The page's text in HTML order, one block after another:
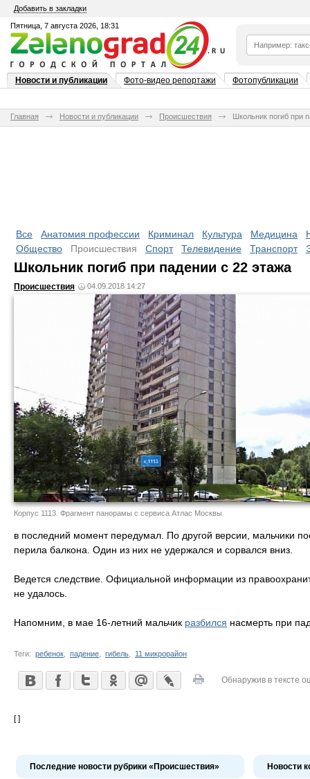
Добавить в закладки
Пятница, 7 августа 2026, 18:31
Новости и публикации Фото-видео репортажи Фотопубликации
Главная Новости и публикации Происшествия Школьник погиб при
Все Анатомия профессии Криминал Культура Медицина
Общество
Происшествия Спорт Телевидение Транспорт
Школьник погиб при падении с 22 этажа
Происшествия 04.09.2018 14:27
Корпус 1113. Фрагмент панорамы с сервиса Атлас Москвы
в последний момент передумал. По другой версии, мальчики
перила балкона. Один из них не удержался и сорвался вниз.
Ведется следствие. Официальной информации из
не удалось.
Напомним, в мае 16-летний мальчик разбился насмерть при
Теги: ребенок падение гибель 11 микрорайон
Обнаружив в тексте
[ ]
Последние новости рубрики «Происшествия» Новости